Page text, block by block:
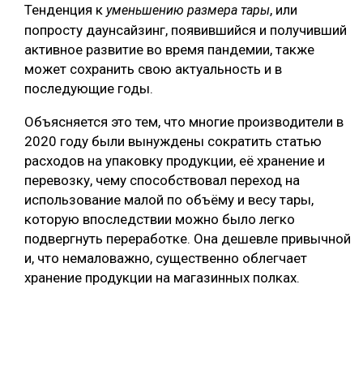
Тенденция к уменьшению размера тары, или
попросту даунсайзинг, появившийся и получивший
активное развитие во время пандемии, также
может сохранить свою актуальность и в
последующие годы.
Объясняется это тем, что многие производители в
2020 году были вынуждены сократить статью
расходов на упаковку продукции, её хранение и
перевозку, чему способствовал переход на
использование малой по объёму и весу тары,
которую впоследствии можно было легко
подвергнуть переработке. Она дешевле привычной
и, что немаловажно, существенно облегчает
хранение продукции на магазинных полках.